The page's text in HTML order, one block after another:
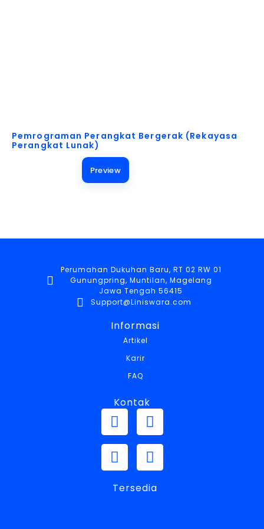
Pemrograman Perangkat Bergerak (Rekayasa
Perangkat Lunak)
Preview
Perumahan Dukuhan Baru, RT 02 RW 01
Gunungpring, Muntilan, Magelang
Jawa Tengah 56415
Support@Liniswara.com
Informasi
Artikel
Karir
FAQ
Kontak
Tersedia